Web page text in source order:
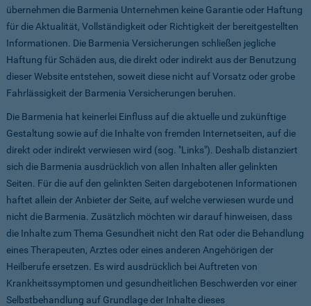
übernehmen die Barmenia Unternehmen keine Garantie oder Haftung
für die Aktualität, Vollständigkeit oder Richtigkeit der bereitgestellten
Informationen. Die Barmenia Versicherungen schließen jegliche
Haftung für Schäden aus, die direkt oder indirekt aus der Benutzung
dieser Website entstehen, soweit diese nicht auf Vorsatz oder grobe
Fahrlässigkeit der Barmenia Versicherungen beruhen.
Die Barmenia hat keinerlei Einfluss auf die aktuelle und zukünftige
Gestaltung sowie auf die Inhalte von fremden Internetseiten, auf die
direkt oder indirekt verwiesen wird (sog. "Links"). Deshalb distanziert
sich die Barmenia ausdrücklich von allen Inhalten aller gelinkten
Seiten. Für die auf den gelinkten Seiten dargebotenen Informationen
haftet allein der Anbieter der Seite, auf welche verwiesen wurde und
nicht die Barmenia. Zusätzlich möchten wir darauf hinweisen, dass
die Inhalte zum Thema Gesundheit nicht den Rat oder die Behandlung
eines Therapeuten, Arztes oder eines anderen Angehörigen der
Heilberufe ersetzen. Es wird ausdrücklich bei Auftreten von
Krankheitssymptomen und gesundheitlichen Beschwerden vor einer
Selbstbehandlung auf Grundlage der Inhalte dieses